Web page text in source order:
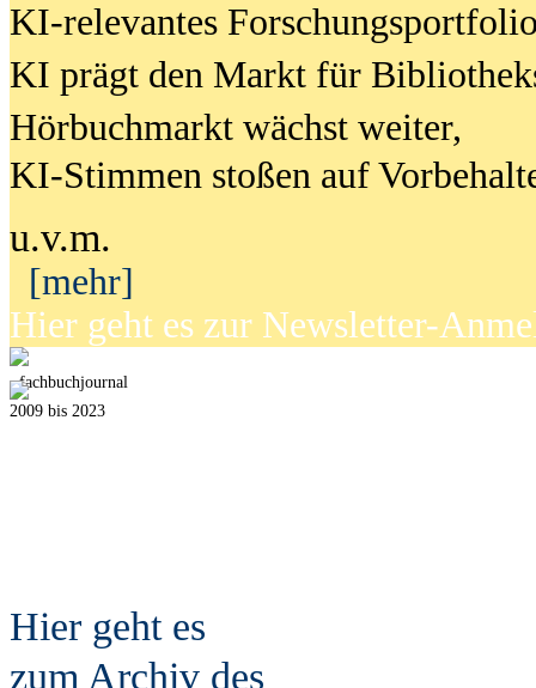
KI-relevantes
KI prägt den Markt für
Hörbuchmarkt wächst weiter,
KI-Stimmen stoßen auf
u.v.m.
[mehr]
Hier geht es zur Newsletter-
fachbuchjournal
2009 bis 2023
Hier geht es
zum Archiv des